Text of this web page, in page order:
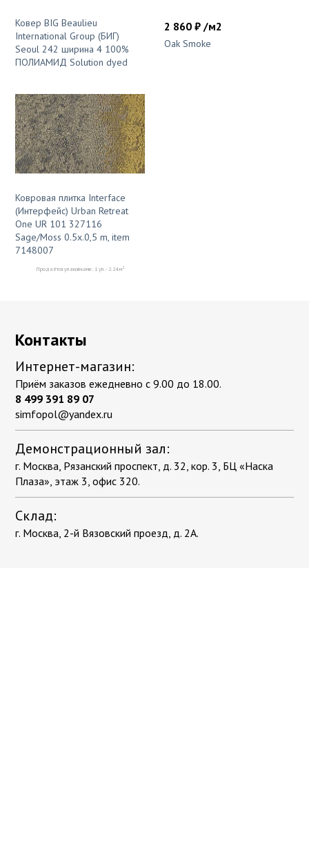
Ковер BIG Beaulieu
International Group (БИГ)
Seoul 242 ширина 4 100%
ПОЛИАМИД Solution dyed
2 860 ₽ /м2
Oak Smoke
Ковровая плитка Interface
(Интерфейс) Urban Retreat
One UR 101 327116
Sage/Moss 0.5х.0,5 m, item
7148007
Продаётся упаковками: 1 уп. - 2.24 м2
Контакты
Интернет-магазин:
Приём заказов ежедневно с 9.00 до 18.00.
8 499 391 89 07
simfopol@yandex.ru
Демонстрационный зал:
г. Москва, Рязанский проспект, д. 32, кор. 3, БЦ «Наска
Плаза», этаж 3, офис 320.
Склад:
г. Москва, 2-й Вязовский проезд, д. 2А.